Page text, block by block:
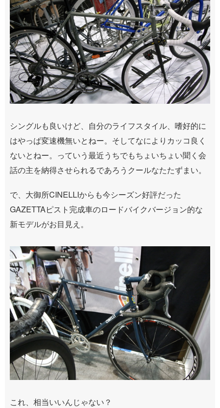
シングルも良いけど、自分のライフスタイル、嗜好的に
はやっぱ変速機無いとねー。そしてなによりカッコ良く
ないとねー。っていう最近うちでもちょいちょい聞く会
話の主を納得させられるであろうクールなたたずまい。
で、大御所CINELLIからも今シーズン好評だった
GAZETTAピスト完成車のロードバイクバージョン的な
新モデルがお目見え。
これ、相当いいんじゃない？